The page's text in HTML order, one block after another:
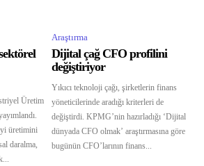
Üretim
üretimini
daralma,
Araştırma
Dijital çağ CFO profilini
değiştiriyor
Yıkıcı teknoloji çağı, şirketlerin finans
yöneticilerinde aradığı kriterleri de
değiştirdi. KPMG’nin hazırladığı ‘Dijital
dünyada CFO olmak’ araştırmasına göre
bugünün CFO’larının finans...